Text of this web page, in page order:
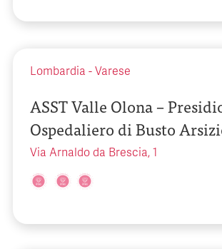
Lombardia - Varese
ASST Valle Olona –
Ospedaliero di Busto
Via Arnaldo da Brescia, 1